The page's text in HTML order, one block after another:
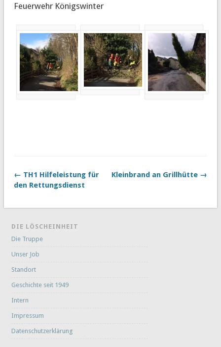
Feuerwehr Königswinter
← TH1 Hilfeleistung für
den Rettungsdienst
Kleinbrand an Grillhütte →
DIE LÖSCHEINHEIT
Die Truppe
Unser Job
Standort
Geschichte seit 1949
Intern
Impressum
Datenschutzerklärung